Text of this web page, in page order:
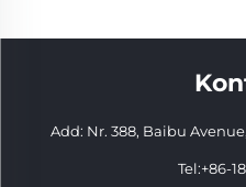
Add: Nr. 388, Baibu
Tel:+86-